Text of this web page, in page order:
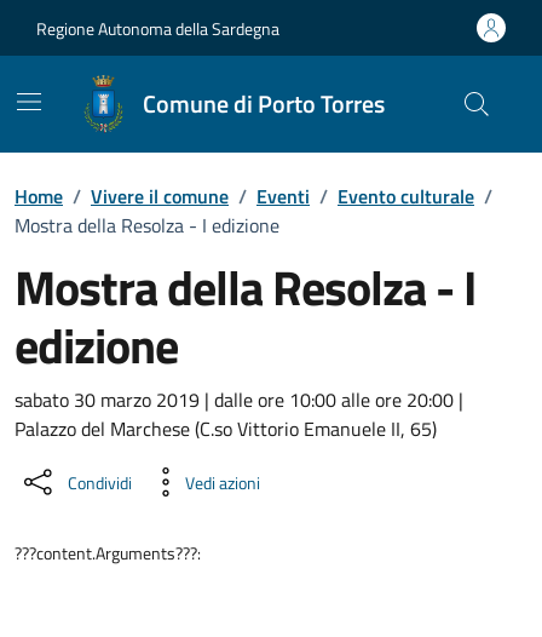
Regione Autonoma della Sardegna
Comune di Porto Torres
Home / Vivere il comune / Eventi / Evento culturale /
Mostra della Resolza - I edizione
Mostra della Resolza - I
edizione
Dettaglio dell'evento
sabato 30 marzo 2019 | dalle ore 10:00 alle ore 20:00 |
Palazzo del Marchese (C.so Vittorio Emanuele II, 65)
Condividi Vedi azioni
???content.Arguments???: